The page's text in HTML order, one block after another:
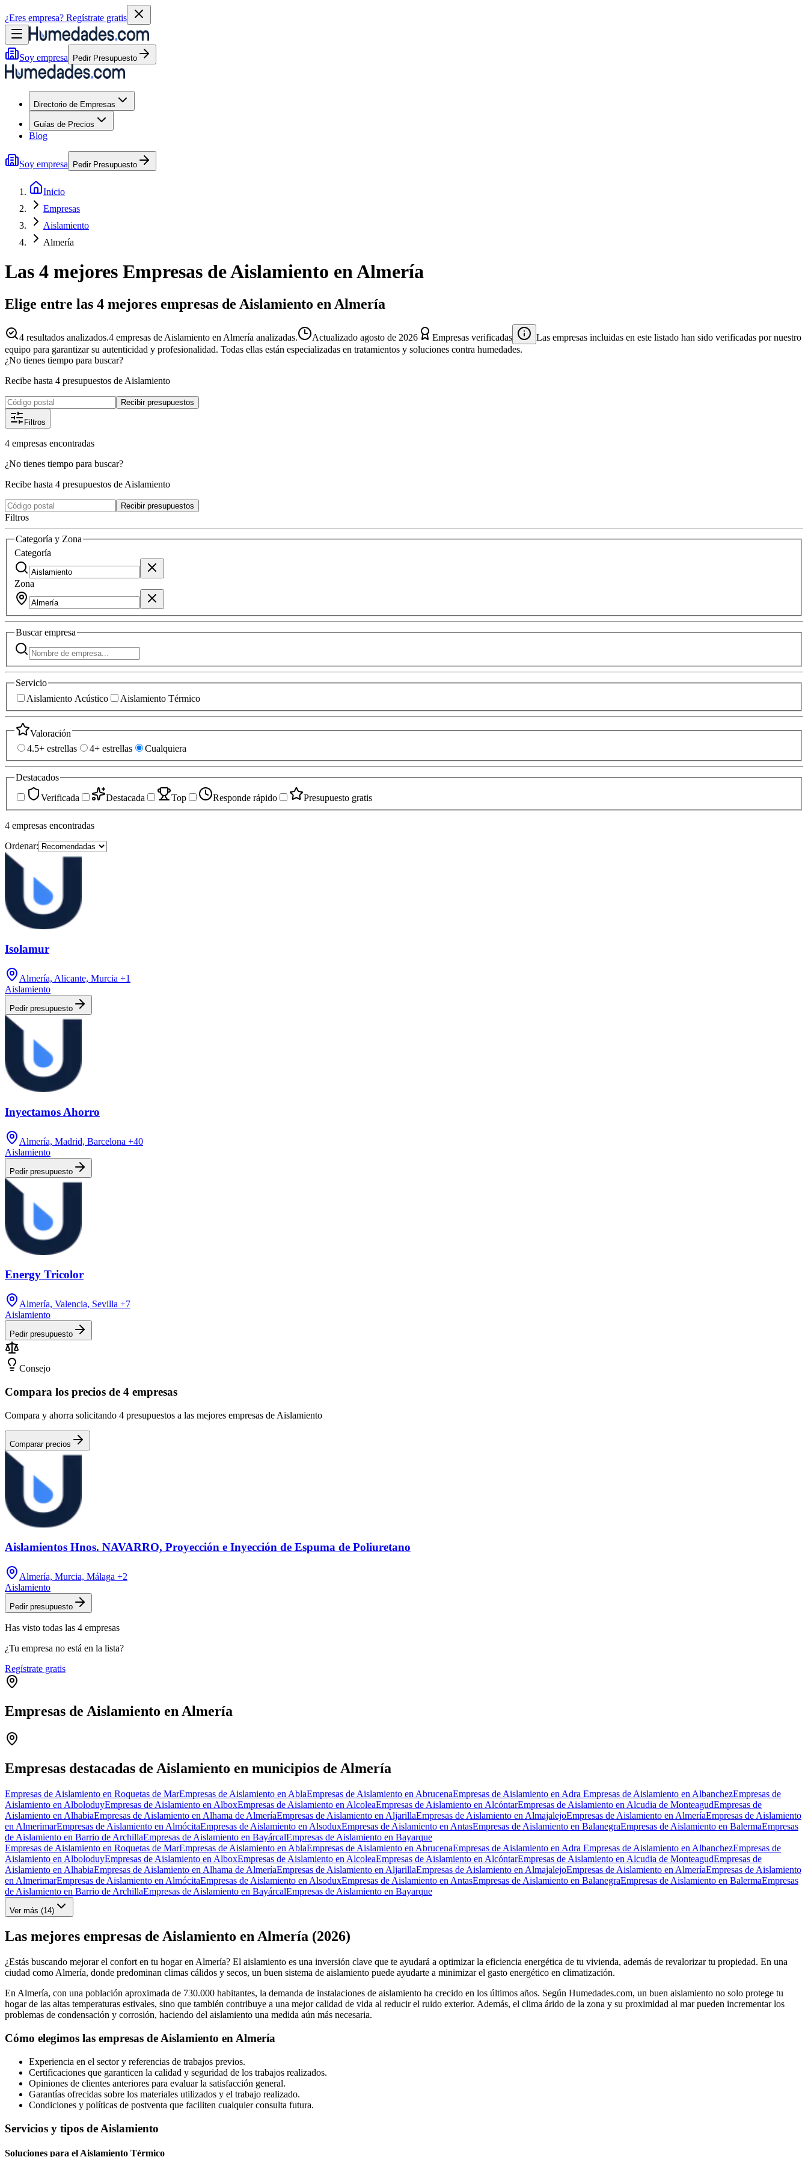
¿Eres empresa? Regístrate gratis
Soy empresa Pedir Presupuesto
Directorio de Empresas
Guías de Precios
Blog
Soy empresa Pedir Presupuesto
Inicio
Empresas
Aislamiento
Almería
Las 4 mejores Empresas deAislamiento enAlmería
Elige entre las 4 mejores empresas de Aislamiento en Almería
4 resultados analizados.4 empresas de Aislamiento en Almería analizadas. Actualizado agosto de 2026 Empresas verificadas
Las empresas incluidas en este listado han sido verificadas por nuestro
equipo para garantizar su autenticidad y profesionalidad. Todas ellas están especializadas en tratamientos y soluciones contra humedades.
¿No tienes tiempo para buscar?
Recibe hasta 4 presupuestos de Aislamiento
Recibir presupuestos
Filtros
4 empresas encontradas
¿No tienes tiempo para buscar?
Recibe hasta 4 presupuestos de Aislamiento
Recibir presupuestos
Filtros
Categoría y Zona
Categoría
Zona
Buscarempresa
Servicio
Aislamiento Acústico
Aislamiento Térmico
Valoración
4.5+ estrellas
4+ estrellas Cualquiera
Destacados
Verificada
Destacada Top Responde rápido Presupuesto gratis
4 empresas encontradas
Ordenar:
Isolamur
Almería, Alicante, Murcia +1
Aislamiento
Pedir presupuesto
Inyectamos Ahorro
Almería, Madrid, Barcelona +40
Aislamiento
Pedir presupuesto
Energy Tricolor
Almería, Valencia, Sevilla +7
Aislamiento
Pedir presupuesto
Consejo
Compara los precios de 4 empresas
Compara y ahorra solicitando 4 presupuestos a las mejores empresas de Aislamiento
Comparar precios
Aislamientos Hnos. NAVARRO, Proyección e Inyección de Espuma de Poliuretano
Almería, Murcia, Málaga +2
Aislamiento
Pedir presupuesto
Has visto todas las 4 empresas
¿Tu empresa no está en la lista?
Regístrate gratis
Empresas de Aislamiento en Almería
−
Empresas destacadas de Aislamiento en municipios de Almería
Empresas de Aislamiento en Roquetas de MarEmpresas de Aislamiento en AblaEmpresas de Aislamiento en AbrucenaEmpresas de Aislamiento en Adra Empresas de Aislamiento en AlbanchezEmpresas de
Aislamiento en AlboloduyEmpresas de Aislamiento en AlboxEmpresas de Aislamiento en AlcoleaEmpresas de Aislamiento en AlcóntarEmpresas de Aislamiento en Alcudia de MonteagudEmpresas de
Aislamiento en AlhabiaEmpresas de Aislamiento en Alhama de AlmeríaEmpresas de Aislamiento en AljarillaEmpresas de Aislamiento en AlmajalejoEmpresas de Aislamiento en AlmeríaEmpresas de Aislamiento
en AlmerimarEmpresas de Aislamiento en AlmócitaEmpresas de Aislamiento en AlsoduxEmpresas de Aislamiento en AntasEmpresas de Aislamiento en BalanegraEmpresas de Aislamiento en BalermaEmpresas
de Aislamiento en Barrio de ArchillaEmpresas de Aislamiento en BayárcalEmpresas de Aislamiento en Bayarque
Empresas de Aislamiento en Roquetas de MarEmpresas de Aislamiento en AblaEmpresas de Aislamiento en AbrucenaEmpresas de Aislamiento en Adra Empresas de Aislamiento en AlbanchezEmpresas de
Aislamiento en AlboloduyEmpresas de Aislamiento en AlboxEmpresas de Aislamiento en AlcoleaEmpresas de Aislamiento en AlcóntarEmpresas de Aislamiento en Alcudia de MonteagudEmpresas de
Aislamiento en AlhabiaEmpresas de Aislamiento en Alhama de AlmeríaEmpresas de Aislamiento en AljarillaEmpresas de Aislamiento en AlmajalejoEmpresas de Aislamiento en AlmeríaEmpresas de Aislamiento
en AlmerimarEmpresas de Aislamiento en AlmócitaEmpresas de Aislamiento en AlsoduxEmpresas de Aislamiento en AntasEmpresas de Aislamiento en BalanegraEmpresas de Aislamiento en BalermaEmpresas
de Aislamiento en Barrio de ArchillaEmpresas de Aislamiento en BayárcalEmpresas de Aislamiento en Bayarque
Ver más (14)
Las mejores empresas de Aislamiento en Almería (2026)
¿Estás buscando mejorar el confort en tu hogar en Almería? El aislamiento es una inversión clave que te ayudará a optimizar la eficiencia energética de tu vivienda, además de revalorizar tu propiedad. En una
ciudad como Almería, donde predominan climas cálidos y secos, un buen sistema de aislamiento puede ayudarte a minimizar el gasto energético en climatización.
En Almería, con una población aproximada de 730.000 habitantes, la demanda de instalaciones de aislamiento ha crecido en los últimos años. Según Humedades.com, un buen aislamiento no solo protege tu
hogar de las altas temperaturas estivales, sino que también contribuye a una mejor calidad de vida al reducir el ruido exterior. Además, el clima árido de la zona y su proximidad al mar pueden incrementar los
problemas de condensación y corrosión, haciendo del aislamiento una medida aún más necesaria.
Cómo elegimos las empresas de Aislamiento en Almería
Experiencia en el sector y referencias de trabajos previos.
Certificaciones que garanticen la calidad y seguridad de los trabajos realizados.
Opiniones de clientes anteriores para evaluar la satisfacción general.
Garantías ofrecidas sobre los materiales utilizados y el trabajo realizado.
Condiciones y políticas de postventa que faciliten cualquier consulta futura.
Servicios y tipos de Aislamiento
Soluciones para el Aislamiento Térmico